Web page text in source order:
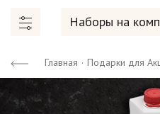
Наборы на
Главная · Подарки для